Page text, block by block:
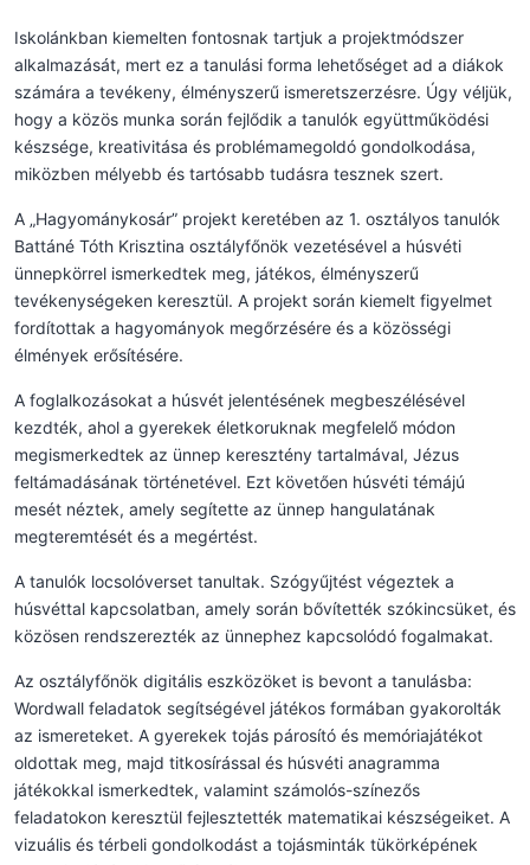
Iskolánkban kiemelten fontosnak tartjuk a projektmódszer
alkalmazását, mert ez a tanulási forma lehetőséget ad a diákok
számára a tevékeny, élményszerű ismeretszerzésre. Úgy véljük,
hogy a közös munka során fejlődik a tanulók együttműködési
készsége, kreativitása és problémamegoldó gondolkodása,
miközben mélyebb és tartósabb tudásra tesznek szert.
A „Hagyománykosár” projekt keretében az 1. osztályos tanulók
Battáné Tóth Krisztina osztályfőnök vezetésével a húsvéti
ünnepkörrel ismerkedtek meg, játékos, élményszerű
tevékenységeken keresztül. A projekt során kiemelt figyelmet
fordítottak a hagyományok megőrzésére és a közösségi
élmények erősítésére.
A foglalkozásokat a húsvét jelentésének megbeszélésével
kezdték, ahol a gyerekek életkoruknak megfelelő módon
megismerkedtek az ünnep keresztény tartalmával, Jézus
feltámadásának történetével. Ezt követően húsvéti témájú
mesét néztek, amely segítette az ünnep hangulatának
megteremtését és a megértést.
A tanulók locsolóverset tanultak. Szógyűjtést végeztek a
húsvéttal kapcsolatban, amely során bővítették szókincsüket, és
közösen rendszerezték az ünnephez kapcsolódó fogalmakat.
Az osztályfőnök digitális eszközöket is bevont a tanulásba:
Wordwall feladatok segítségével játékos formában gyakorolták
az ismereteket. A gyerekek tojás párosító és memóriajátékot
oldottak meg, majd titkosírással és húsvéti anagramma
játékokkal ismerkedtek, valamint számolós-színezős
feladatokon keresztül fejlesztették matematikai készségeiket. A
vizuális és térbeli gondolkodást a tojásminták tükörképének